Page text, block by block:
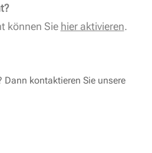
können Sie hier aktivieren.
Dann kontaktieren Sie unsere